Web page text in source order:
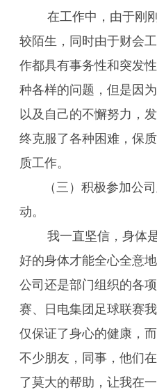
在工作中，由于刚
较陌生，同时由于财会
作都具有事务性和突发
种各样的问题，但是因
以及自己的不懈努力，
终克服了各种困难，保
质工作。
（三）积极参加公
动。
我一直坚信，身体
好的身体才能全心全意
公司还是部门组织的各
赛、日电集团足球联赛
仅保证了身心的健康，
不少朋友，同事，他们
了莫大的帮助，让我在